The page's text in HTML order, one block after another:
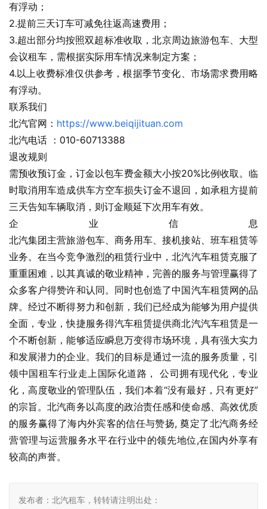
有浮动；
2.提前三天订车可减免往返高速费用；
3.超出部分均按照双超标准收取，北京周边旅游包车、大型
会议租车，需根据实际用车情况来制定方案；
4.以上收费标准仅供参考，根据季节变化、市场需求费用略
有浮动。
联系我们
北汽官网： https://www.beiqijituan.com
北汽电话 ：010-60713388
退改规则
需预收预订金，订金以包车费金额大小按20%比例收取。临
时取消用车造成供车方空车损失订金不退回，如承租方提前
三天告知车辆取消，则订金顺延下次用车有效。
企业信息
北汽集团主营旅游包车、商务用车、接机接站、班车租赁等
业务。在当今竞争激烈的租赁行业中，北汽汽车租赁克服了
重重困难，以其真诚的敬业精神，完善的服务与管理赢得了
众多客户得赞许和认同。同时也创造了中国汽车租赁网的品
牌。经过不断得努力和创新，我们已经成为能够为用户提供
全面，专业，快捷服务得汽车租赁提供商北汽汽车租赁是一
个不断创新，能够适应瞬息万变得市场环境，具有强大实力
和发展潜力的企业。我们的目标是通过一流的服务质量，引
领中国租车行业走上国际化道路， 公司拥有现代化，专业
化，高度敬业的管理队伍，我们本着“没有最好，只有更好”
的宗旨。北汽商务以高度的政治责任感和使命感、高效优质
的服务赢得了海内外宾客的信任与赞扬, 奠定了北汽商务经
营管理与运营服务水平在行业中的领先地位,在国内外享有
较高的声誉。
发布者：北汽租车，转转请注明出处：